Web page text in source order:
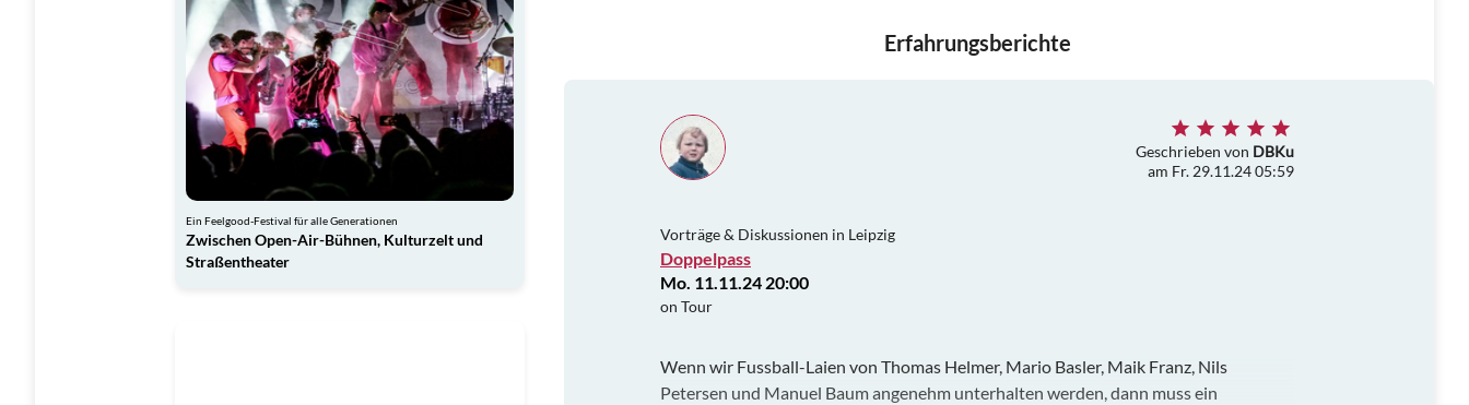
Ein Feelgood-Festival für alle Generationen
Zwischen Open-Air-Bühnen, Kulturzelt und
Straßentheater
Erfahrungsberichte
Geschrieben von DBKu
am Fr. 29.11.24 05:59
Vorträge & Diskussionen in Leipzig
Doppelpass
Mo. 11.11.24 20:00
on Tour
Wenn wir Fussball-Laien von Thomas Helmer, Mario Basler, Maik Franz, Nils
Petersen und Manuel Baum angenehm unterhalten werden, dann muss ein